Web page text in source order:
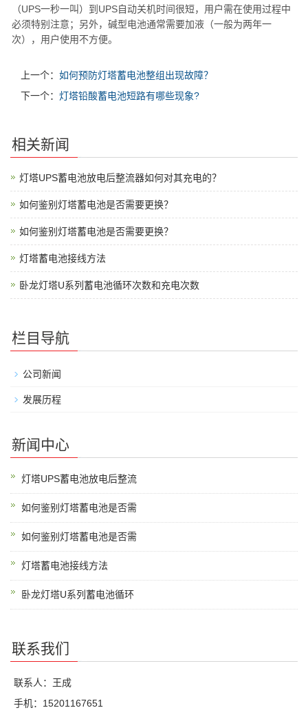
（UPS一秒一叫）到UPS自动关机时间很短，用户需在使用过程中
必须特别注意；另外，碱型电池通常需要加液（一般为两年一
次），用户使用不方便。
上一个： 如何预防灯塔蓄电池整组出现故障？
下一个： 灯塔铅酸蓄电池短路有哪些现象?
相关新闻
灯塔UPS蓄电池放电后整流器如何对其充电的？
如何鉴别灯塔蓄电池是否需要更换？
如何鉴别灯塔蓄电池是否需要更换？
灯塔蓄电池接线方法
卧龙灯塔U系列蓄电池循环次数和充电次数
栏目导航
公司新闻
发展历程
新闻中心
灯塔UPS蓄电池放电后整流
如何鉴别灯塔蓄电池是否需
如何鉴别灯塔蓄电池是否需
灯塔蓄电池接线方法
卧龙灯塔U系列蓄电池循环
联系我们
联系人：王成
手机：15201167651